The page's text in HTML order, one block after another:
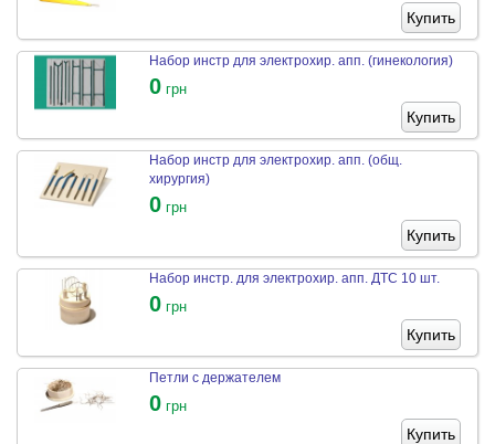
Купить
Набор инстр для электрохир. апп. (гинекология)
0 грн
Купить
Набор инстр для электрохир. апп. (общ.
хирургия)
0 грн
Купить
Набор инстр. для электрохир. апп. ДТС 10 шт.
0 грн
Купить
Петли с держателем
0 грн
Купить